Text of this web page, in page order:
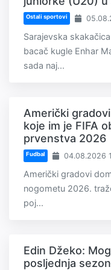
Ostali sportovi
Sarajevska
bacač kugle Enhar
sada naj...
Američki
koje im je FIFA
prvenstva 2026
Fudbal 04.08.2026
Američki gradovi
nogometu 2026.
poj...
Edin Džeko:
posljednja